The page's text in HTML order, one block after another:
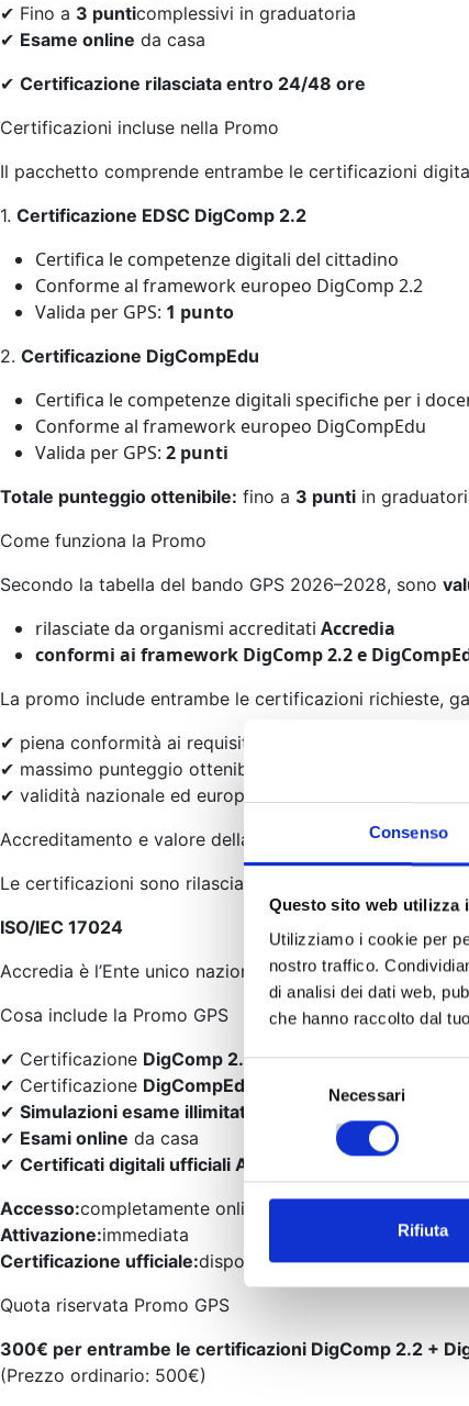
Consenso
Questo sito web utilizza
Utilizziamo i cookie per
nostro traffico.
di analisi dei dati web,
che hanno raccolto dal
del
consenso
Necessari
Rifiuta
✔ Fino a 3 punticomplessivi in graduatoria
✔ Esame online da casa
✔ Certificazione rilasciata entro 24/48 ore
Certificazioni incluse nella Promo
Il pacchetto comprende entrambe le certificazioni
1. Certificazione EDSC DigComp 2.2
Certifica le competenze digitali del cittadino
Conforme al framework europeo DigComp 2.2
Valida per GPS: 1 punto
2. Certificazione DigCompEdu
Certifica le competenze digitali specifiche per i
Conforme al framework europeo DigCompEdu
Valida per GPS: 2 punti
Totale punteggio ottenibile: fino a 3 punti in
Come funziona la Promo
Secondo la tabella del bando GPS 2026–2028, sono
rilasciate da organismi accreditati Accredia
conformi ai framework DigComp 2.2 e
La promo include entrambe le certificazioni richieste,
✔ piena conformità ai requisiti GPS
✔ massimo punteggio ottenibile con certificazioni digitali
✔ validità nazionale ed europea
Accreditamento e valore della certificazione
Le certificazioni sono rilasciate da
ISO/IEC 17024
Accredia è l’Ente unico nazionale di accreditamento
Cosa include la Promo GPS
✔ Certificazione DigComp 2.2
✔ Certificazione DigCompEdu
✔ Simulazioni esame illimitate
✔ Esami online da casa
✔ Certificati digitali ufficiali Accredia
Accesso:completamente online
Attivazione:immediata
Certificazione ufficiale:disponibile entro 24/48 ore dal
Quota riservata Promo GPS
300€ per entrambe le certificazioni DigComp 2.2 +
(Prezzo ordinario: 500€)